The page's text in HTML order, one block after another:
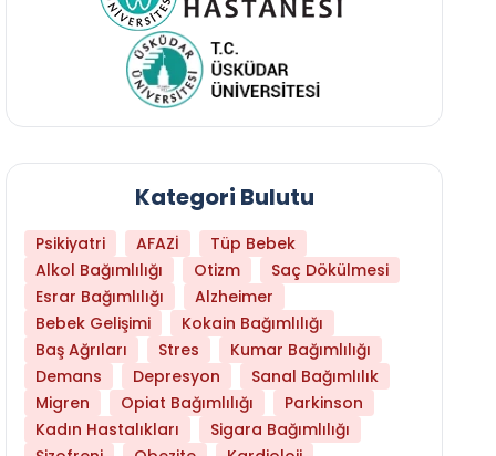
Daha Az Protein Tüketmek Yaşlanmayı
Kategori Bulutu
Psikiyatri AFAZİ
Tüp Bebek
Alkol Bağımlılığı
Otizm
Saç Dökülmesi
Esrar Bağımlılığı
Alzheimer
Bebek Gelişimi
Kokain Bağımlılığı
Baş Ağrıları
Stres
Kumar Bağımlılığı
Demans
Depresyon
Sanal Bağımlılık
Migren
Opiat Bağımlılığı
Parkinson
Kadın Hastalıkları
Sigara Bağımlılığı